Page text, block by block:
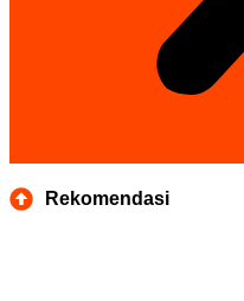
Rekomendasi